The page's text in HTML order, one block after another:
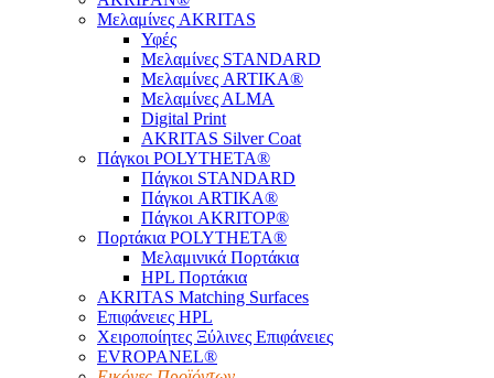
Μελαμίνες AKRITAS
Υφές
Μελαμίνες STANDARD
Μελαμίνες ARTIKA®
Μελαμίνες ΑLMA
Digital Print
AKRITAS Silver Coat
Πάγκοι POLYTHETA®
Πάγκοι STANDARD
Πάγκοι ARTIKA®
Πάγκοι AKRITOP®
Πορτάκια POLYTHETA®
Μελαμινικά Πορτάκια
HPL Πορτάκια
AKRITAS Matching Surfaces
Επιφάνειες HPL
Χειροποίητες Ξύλινες Επιφάνειες
EVROPANEL®